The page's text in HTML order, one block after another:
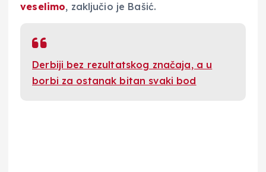
veselimo, zaključio je Bašić.
Derbiji bez rezultatskog značaja, a u
borbi za ostanak bitan svaki bod